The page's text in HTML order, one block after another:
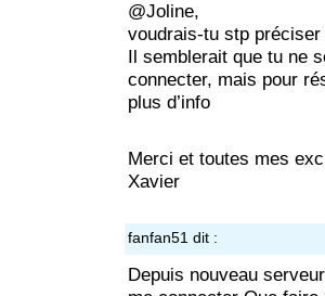
@Joline,
voudrais-tu stp
Il semblerait que tu ne
connecter, mais pour
plus d’info
Merci et toutes mes
Xavier
fanfan51 dit :
Depuis nouveau